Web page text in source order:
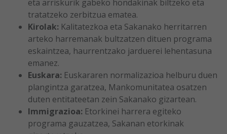
eta arriskurik gabeko hondakinak biltzeko eta
tratatzeko zerbitzua ematea.
Kirolak: Kalitatezkoa eta Sakanako herritarren
arteko harremanak bultzatzen dituen programa
eskaintzea, haurrentzako jarduerei lehentasuna
emanez.
Euskara: Euskararen normalizazioa helburu duen
plangintza garatzea, Mankomunitatea osatzen
duten entitateetan zein Sakanako gizartean.
Immigrazioa: Etorkinei harrera egiteko
programa gauzatzea, Sakanan etorkinak